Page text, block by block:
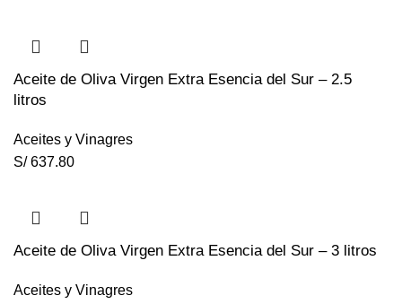
Aceite de Oliva Virgen Extra Esencia del Sur – 2.5
litros
Aceites y Vinagres
S/637.80
Aceite de Oliva Virgen Extra Esencia del Sur – 3 litros
Aceites y Vinagres